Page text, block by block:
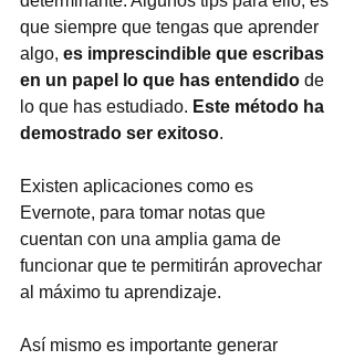
que siempre que tengas que aprender
algo, es imprescindible que escribas
en un papel lo que has entendido de
lo que has estudiado. Este método ha
demostrado ser exitoso.
Existen aplicaciones como es
Evernote, para tomar notas que
cuentan con una amplia gama de
funcionar que te permitirán aprovechar
al máximo tu aprendizaje.
Así mismo es importante generar